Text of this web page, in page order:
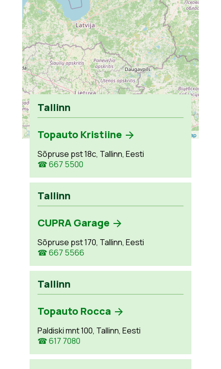
Leaflet OpenStreetMap
Tallinn
Topauto Kristiine
Sõpruse pst 18c, Tallinn, Eesti
☎ 667 5500
Tallinn
CUPRA Garage
Sõpruse pst 170, Tallinn, Eesti
☎ 667 5566
Tallinn
Topauto Rocca
Paldiski mnt 100, Tallinn, Eesti
☎ 617 7080